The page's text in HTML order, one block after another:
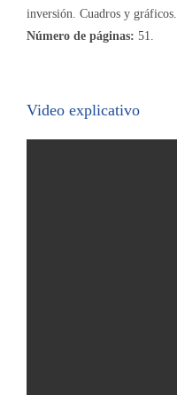
inversión. Cuadros y gráficos.
Número de páginas: 51.
Video explicativo